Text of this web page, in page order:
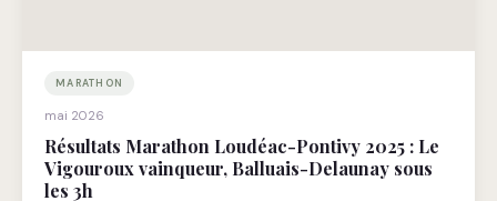
MARATHON
mai 2026
Résultats Marathon Loudéac-Pontivy 2025 : Le
Vigouroux vainqueur, Balluais-Delaunay sous
les 3h